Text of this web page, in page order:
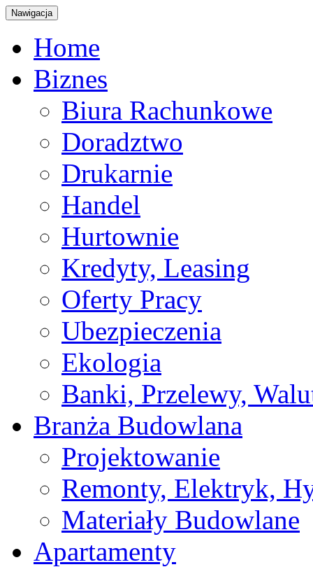
Nawigacja
Home
Biznes
Biura Rachunkowe
Doradztwo
Drukarnie
Handel
Hurtownie
Kredyty, Leasing
Oferty Pracy
Ubezpieczenia
Ekologia
Banki, Przelewy,
Branża Budowlana
Projektowanie
Remonty, Elektryk,
Materiały Budowlane
Apartamenty